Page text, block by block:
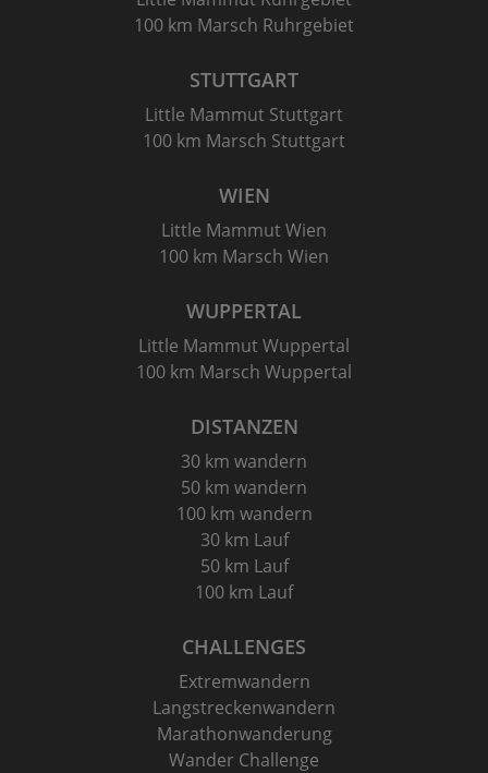
100 km Marsch Ruhrgebiet
STUTTGART
Little Mammut Stuttgart
100 km Marsch Stuttgart
WIEN
Little Mammut Wien
100 km Marsch Wien
WUPPERTAL
Little Mammut Wuppertal
100 km Marsch Wuppertal
DISTANZEN
30 km wandern
50 km wandern
100 km wandern
30 km Lauf
50 km Lauf
100 km Lauf
CHALLENGES
Extremwandern
Langstreckenwandern
Marathonwanderung
Wander Challenge